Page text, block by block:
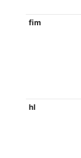
fim
hl